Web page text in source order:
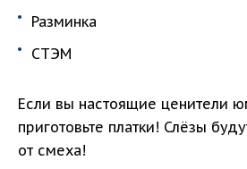
Разминка
СТЭМ
Если вы настоящие ценители
приготовьте платки! Слёзы
от смеха!